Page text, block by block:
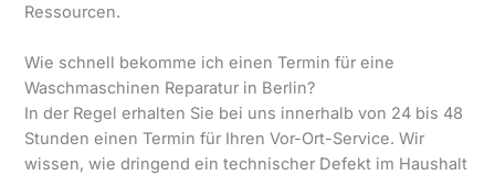
Ressourcen.
Wie schnell bekomme ich einen Termin für eine
Waschmaschinen Reparatur in Berlin?
In der Regel erhalten Sie bei uns innerhalb von 24 bis 48
Stunden einen Termin für Ihren Vor-Ort-Service. Wir
wissen, wie dringend ein technischer Defekt im Haushalt